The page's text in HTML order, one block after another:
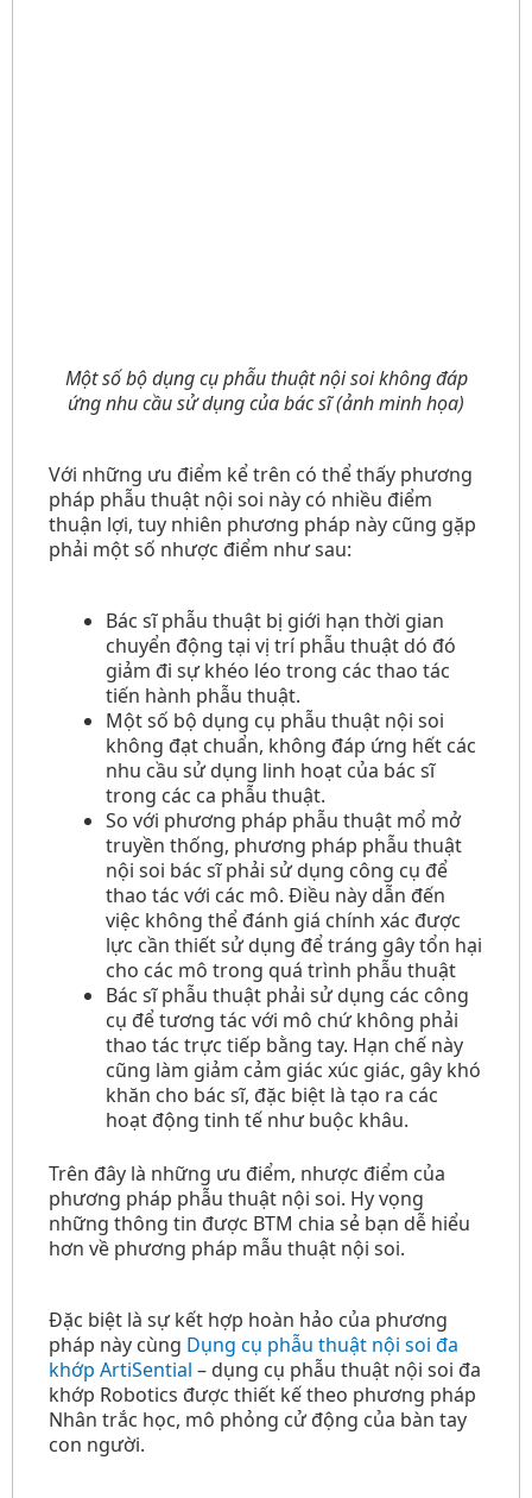
Một số bộ dụng cụ phẫu thuật nội soi không đáp
ứng nhu cầu sử dụng của bác sĩ(ảnh minh họa)
Với những ưu điểm kể trên có thể thấy phương
pháp phẫu thuật nội soi này có nhiều điểm
thuận lợi, tuy nhiên phương pháp này cũng gặp
phải một số nhược điểm như sau:
Bác sĩ phẫu thuật bị giới hạn thời gian
chuyển động tại vị trí phẫu thuật dó đó
giảm đi sự khéo léo trong các thao tác
tiến hành phẫu thuật.
Một số bộ dụng cụ phẫu thuật nội soi
không đạt chuẩn, không đáp ứng hết các
nhu cầu sử dụng linh hoạt của bác sĩ
trong các ca phẫu thuật.
So với phương pháp phẫu thuật mổ mở
truyền thống, phương pháp phẫu thuật
nội soi bác sĩ phải sử dụng công cụ để
thao tác với các mô. Điều này dẫn đến
việc không thể đánh giá chính xác được
lực cần thiết sử dụng để tráng gây tổn hại
cho các mô trong quá trình phẫu thuật
Bác sĩ phẫu thuật phải sử dụng các công
cụ để tương tác với mô chứ không phải
thao tác trực tiếp bằng tay. Hạn chế này
cũng làm giảm cảm giác xúc giác, gây khó
khăn cho bác sĩ, đặc biệt là tạo ra các
hoạt động tinh tế như buộc khâu.
Trên đây là những ưu điểm, nhược điểm của
phương pháp phẫu thuật nội soi. Hy vọng
những thông tin được BTM chia sẻ bạn dễ hiểu
hơn về phương pháp mẫu thuật nội soi.
Đặc biệt là sự kết hợp hoàn hảo của phương
pháp này cùng Dụng cụ phẫu thuật nội soi đa
khớp ArtiSential – dụng cụ phẫu thuật nội soi đa
khớp Robotics được thiết kế theo phương pháp
Nhân trắc học, mô phỏng cử động của bàn tay
con người.